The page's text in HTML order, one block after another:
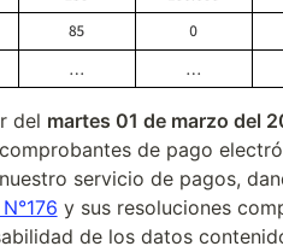
del martes 01 de marzo del
de pago
servicio de pagos,
y sus resoluciones
de los datos